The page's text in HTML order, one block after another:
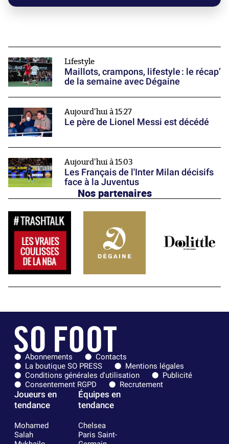
Lifestyle
Maillots, crampons, lifestyle : le récap’
de la semaine avec Dégaine
Aujourd'hui à 15:27
Le père de Lionel Messi est décédé
Aujourd'hui à 15:03
Les Français de l'Inter Milan décisifs
face à la Juventus
Nos partenaires
Abonnements
Contacts
La boutique SO PRESS
Mentions légales
Conditions générales d'utilisation
Publicité
Consentement RGPD
Recrutement
Joueurs en
tendance
Mohamed
Salah
Équipes en
tendance
Chelsea
Paris Saint-